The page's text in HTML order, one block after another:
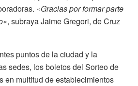
«Gracias por formar parte
«, subraya Jaime Gregori, de Cruz
puntos de la ciudad y la
sedes, los boletos del Sorteo de
en multitud de establecimientos